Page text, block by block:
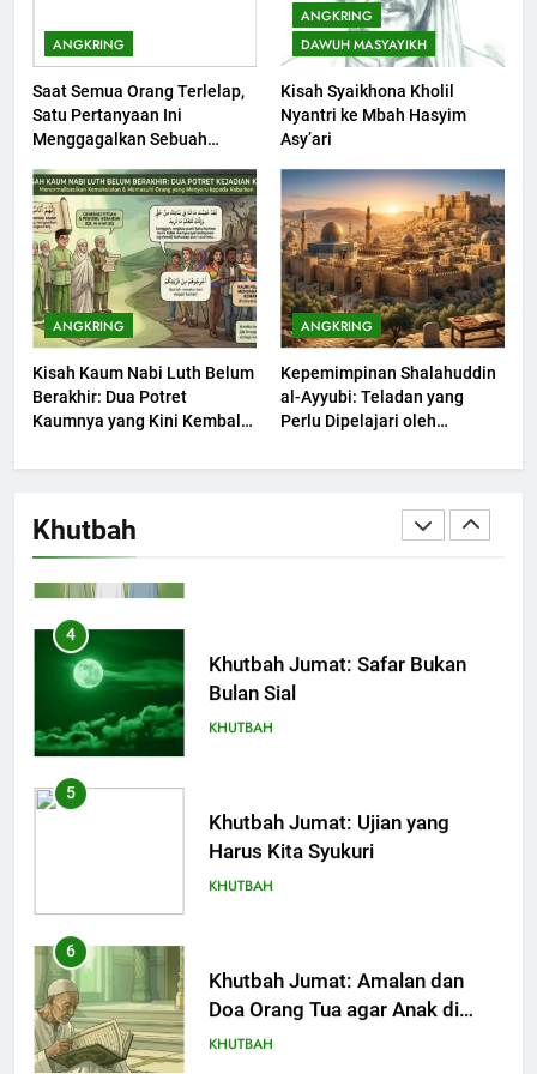
ANGKRING
Saat Semua Orang Terlelap,
Satu Pertanyaan Ini
Menggagalkan Sebuah
ANGKRING
DAWUH MASYAYIKH
Kisah Syaikhona Kholil
Nyantri ke Mbah Hasyim
Asy’ari
ANGKRING
Kisah Kaum Nabi Luth Belum
Berakhir: Dua Potret
Kaumnya yang Kini Kembali
ANGKRING
Kepemimpinan Shalahuddin
al-Ayyubi: Teladan yang
Perlu Dipelajari oleh
(2)
Khutbah
Muharram Bulan Bersejarah
KHUTBAH
Dengki Tak Akan Pernah
Berjaya?
KHUTBAH
2
Khutbah Jumat: Melihat
Limpahan Nikmat Allah
KHUTBAH
Khutbah Jumat: Ketaatan,
Kebaikan dan Pengaruhnya
4
Bulan Sial
KHUTBAH
5
Harus Kita Syukuri
KHUTBAH
6
Doa Orang Tua agar Anak di
Pondok Pesantren Sukses Dunia
Akhirat
KHUTBAH